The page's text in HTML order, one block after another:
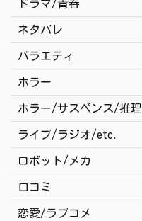
ドラマ/青春
ネタバレ
バラエティ
ホラー
ホラー/サスペンス/推理
ライブ/ラジオ/etc.
ロボット/メカ
口コミ
恋愛/ラブコメ